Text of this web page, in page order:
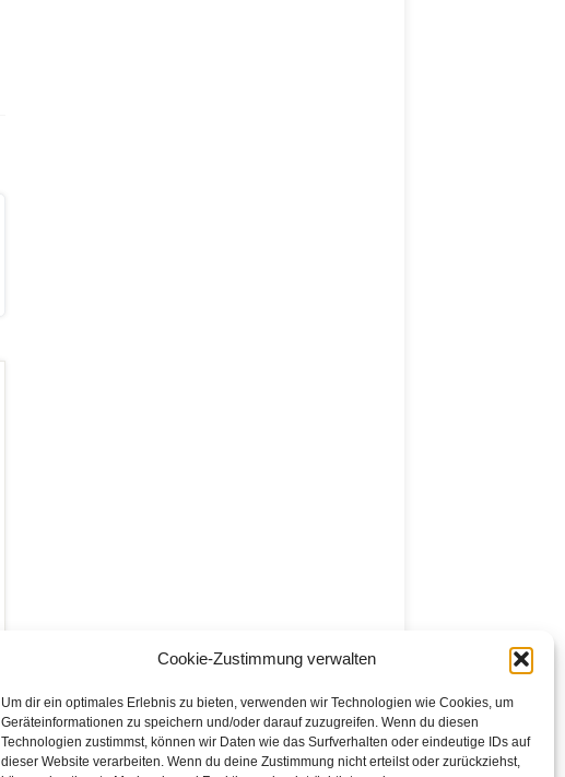
Cookie-Zustimmung verwalten
Um dir ein optimales Erlebnis zu bieten, verwenden wir Technologien wie Cookies, um
Geräteinformationen zu speichern und/oder darauf zuzugreifen. Wenn du diesen
Technologien zustimmst, können wir Daten wie das Surfverhalten oder eindeutige IDs auf
dieser Website verarbeiten. Wenn du deine Zustimmung nicht erteilst oder zurückziehst,